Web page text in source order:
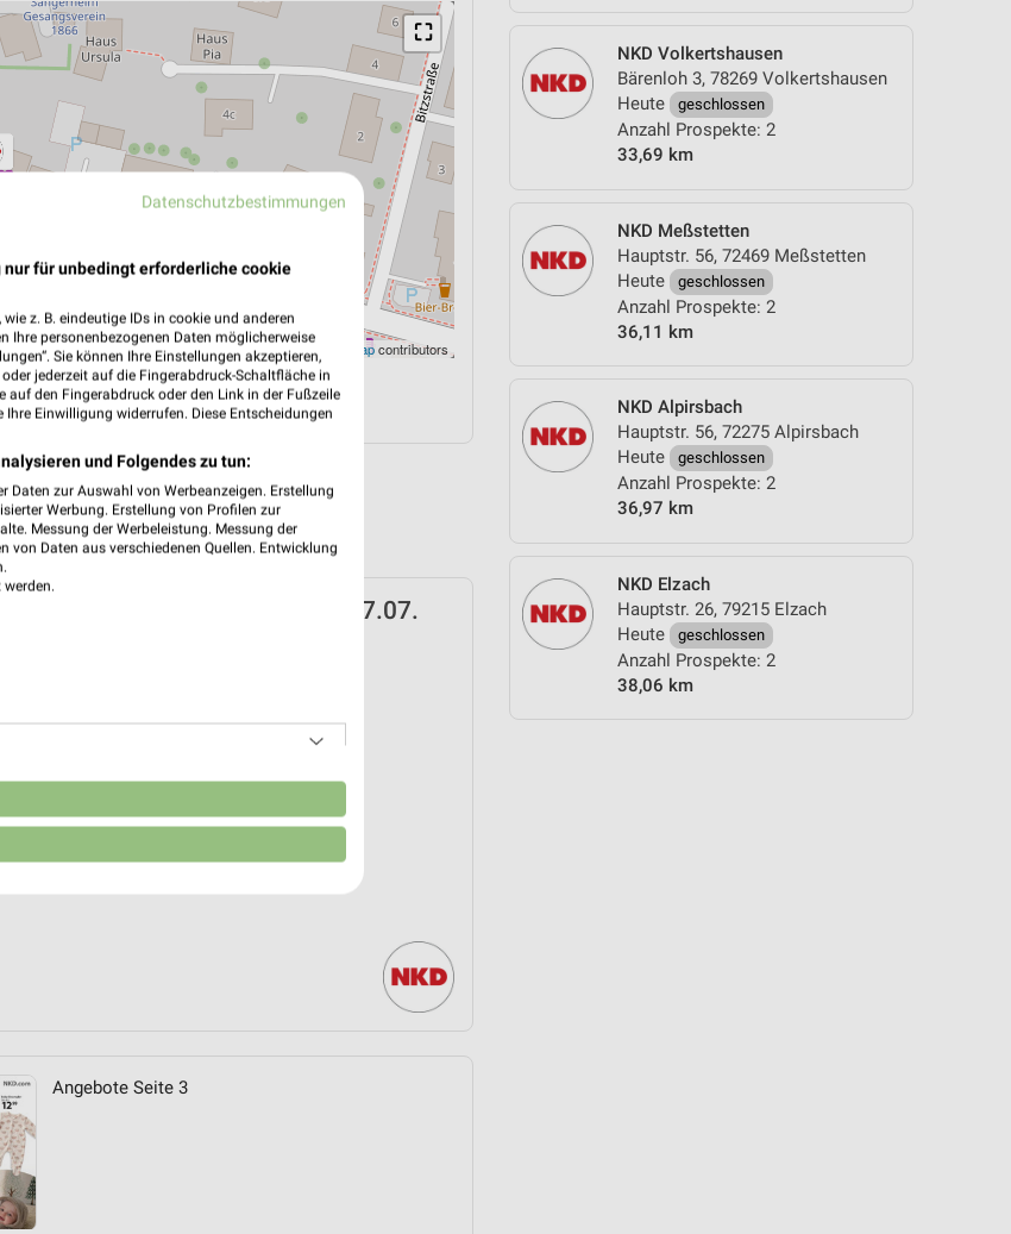
NKD Volkertshausen
Bärenloh 3, 78269 Volkertshausen
Heute
geschlossen
Anzahl Prospekte: 2
33,69 km
NKD Meßstetten
Hauptstr. 56, 72469 Meßstetten
Heute
geschlossen
Anzahl Prospekte: 2
36,11 km
NKD Alpirsbach
Hauptstr. 56, 72275 Alpirsbach
Heute
geschlossen
Anzahl Prospekte: 2
36,97 km
NKD Elzach
Hauptstr. 26, 79215 Elzach
Heute
geschlossen
Anzahl Prospekte: 2
38,06 km
⛶
Leaflet|©OpenStreetMapcontributors
NAVIGATION MIT GOOGLE/IOS MAPS
für Bad Dürrheim ab Mo. den 27.07.
erstellen
Angebote Seite 3
Datenschutzbestimmungen
für unbedingt erforderliche cookie
z. B. eindeutige IDs in cookie und anderen
Ihre personenbezogenen Daten möglicherweise
Sie können Ihre Einstellungen akzeptieren,
jederzeit auf die Fingerabdruck-Schaltfläche in
auf den Fingerabdruck oder den Link in der Fußzeile
Ihre Einwilligung widerrufen. Diese Entscheidungen
und Folgendes zu tun:
zur Auswahl von Werbeanzeigen. Erstellung
Werbung. Erstellung von Profilen zur
Messung der Werbeleistung. Messung der
Daten aus verschiedenen Quellen. Entwicklung
aus verschiedenen